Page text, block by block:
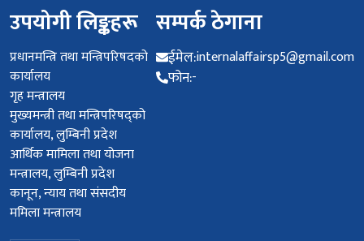
उपयोगी लिङ्कहरू
प्रधानमन्त्रि तथा मन्त्रिपरिषदको
कार्यालय
गृह मन्त्रालय
मुख्यमन्त्री तथा मन्त्रिपरिषद्को
कार्यालय, लुम्बिनी प्रदेश
आर्थिक मामिला तथा योजना
मन्त्रालय, लुम्बिनी प्रदेश
कानून, न्याय तथा संसदीय
ममिला मन्त्रालय
सम्पर्क ठेगाना
ईमेल:internalaffairsp5@gmail.com
फोन:-